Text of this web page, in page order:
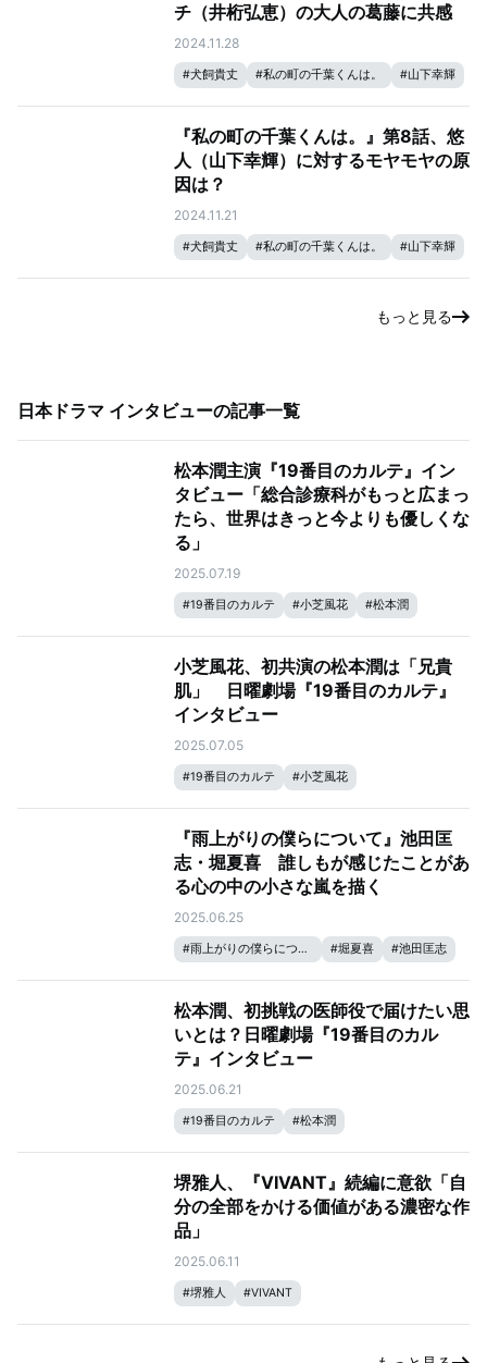
チ（井桁弘恵）の大人の葛藤に共感
2024.11.28
#犬飼貴丈 #私の町の千葉くんは。 #山下幸輝
『私の町の千葉くんは。』第8話、悠
人（山下幸輝）に対するモヤモヤの原
因は？
2024.11.21
#犬飼貴丈 #私の町の千葉くんは。 #山下幸輝
もっと見る
日本ドラマ インタビューの記事一覧
松本潤主演『19番目のカルテ』イン
タビュー「総合診療科がもっと広まっ
たら、世界はきっと今よりも優しくな
る」
2025.07.19
#19番目のカルテ #小芝風花 #松本潤
小芝風花、初共演の松本潤は「兄貴
肌」 日曜劇場『19番目のカルテ』
インタビュー
2025.07.05
#19番目のカルテ #小芝風花
『雨上がりの僕らについて』池田匡
志・堀夏喜 誰しもが感じたことがあ
る心の中の小さな嵐を描く
2025.06.25
#雨上がりの僕らについて #堀夏喜 #池田匡志
松本潤、初挑戦の医師役で届けたい思
いとは？日曜劇場『19番目のカル
テ』インタビュー
2025.06.21
#19番目のカルテ #松本潤
堺雅人、『VIVANT』続編に意欲「自
分の全部をかける価値がある濃密な作
品」
2025.06.11
#堺雅人 #VIVANT